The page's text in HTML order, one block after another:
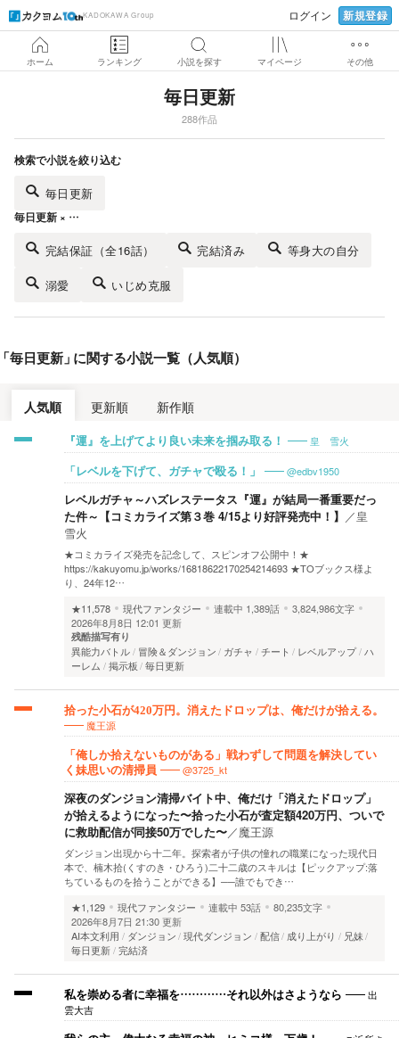
KADOKAWA Group ログイン 新規登録
ホーム ランキング 小説を探す マイページ その他
毎日更新
288作品
検索で小説を絞り込む
毎日更新
毎日更新 × …
完結保証（全16話） 完結済み 等身大の自分
溺愛 いじめ克服
毎日更新 」に関する小説一覧（人気順）
人気順 更新順 新作順
『運』を上げてより良い未来を掴み取る！ 皇 雪火
「レベルを下げて、ガチャで殴る！」 @edbv1950
レベルガチャ～ハズレステータス『運』が結局一番重要だっ
た件～【コミカライズ第３巻 4/15より好評発売中！】 ／皇
雪火
★コミカライズ発売を記念して、スピンオフ公開中！★
https://kakuyomu.jp/works/16818622170254214693 ★TOブックス様よ
り、24年12…
★11,578
現代ファンタジー 連載中 1,389話
3,824,986文字
2026年8月8日 12:01 更新
残酷描写有り
異能力バトル 冒険＆ダンジョン ガチャ チート レベルアップ ハ
ーレム
掲示板 毎日更新
拾った小石が420万円。消えたドロップは、俺だけが拾える。
魔王源
「俺しか拾えないものがある」戦わずして問題を解決してい
く妹思いの清掃員
@3725_kt
深夜のダンジョン清掃バイト中、俺だけ「消えたドロップ」
が拾えるようになった〜拾った小石が査定額420万円、ついで
に救助配信が同接50万でした〜／魔王源
ダンジョン出現から十二年。探索者が子供の憧れの職業になった現代日
本で、楠木拾(くすのき・ひろう)二十二歳のスキルは【ピックアップ:落
ちているものを拾うことができる】──誰でもでき…
★1,129
現代ファンタジー 連載中 53話
80,235文字
2026年8月7日 21:30 更新
AI本文利用
ダンジョン 現代ダンジョン 配信 成り上がり
兄妹
毎日更新 完結済
私を崇める者に幸福を…………それ以外はさようなら
出
雲大吉